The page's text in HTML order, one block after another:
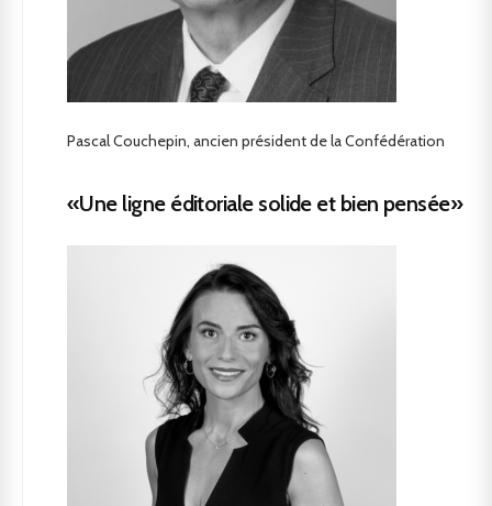
Pascal Couchepin, ancien président de la Confédération
«Une ligne éditoriale solide et bien pensée»